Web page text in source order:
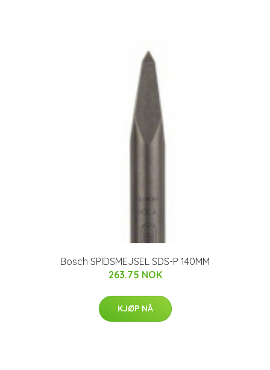
Bosch SPIDSMEJSEL SDS-P 140MM
263.75 NOK
KJØP NÅ